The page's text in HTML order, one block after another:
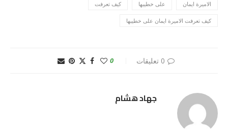
الاميرة ايمان على خطيبها كيف تعرفت
كيف تعرفت الاميرة ايمان على خطيبها
0 تعليقات 0
جهاد هشام